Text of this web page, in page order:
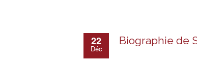
22
Déc
Biographie de